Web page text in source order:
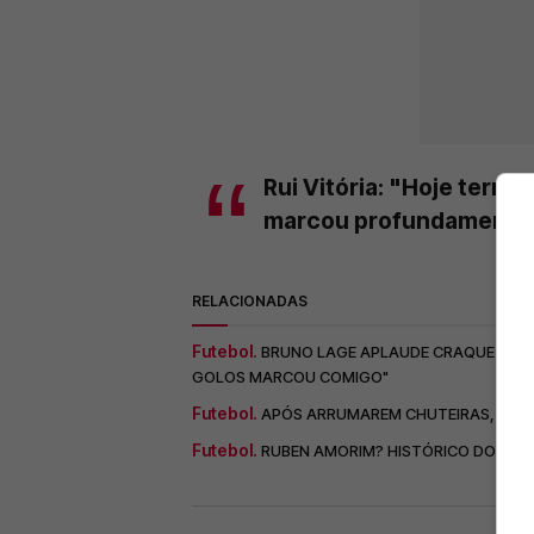
Rui Vitória: "Hoje
marcou profundamente
RELACIONADAS
Futebol. BRUNO LAGE APLAUDE CRAQUE
GOLOS MARCOU COMIGO"
Futebol. APÓS ARRUMAREM CHUTEIRAS,
Futebol. RUBEN AMORIM? HISTÓRICO DO